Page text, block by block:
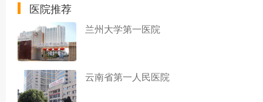
医院推荐
兰州大学第一医院
云南省第一人民医院